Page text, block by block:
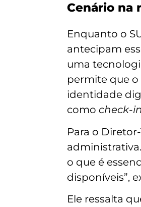
Cenário na
Enquanto o
antecipam
uma
permite que
identidade
comocheck-in
Para o
o que é
disponíveis”,
Ele ressalta